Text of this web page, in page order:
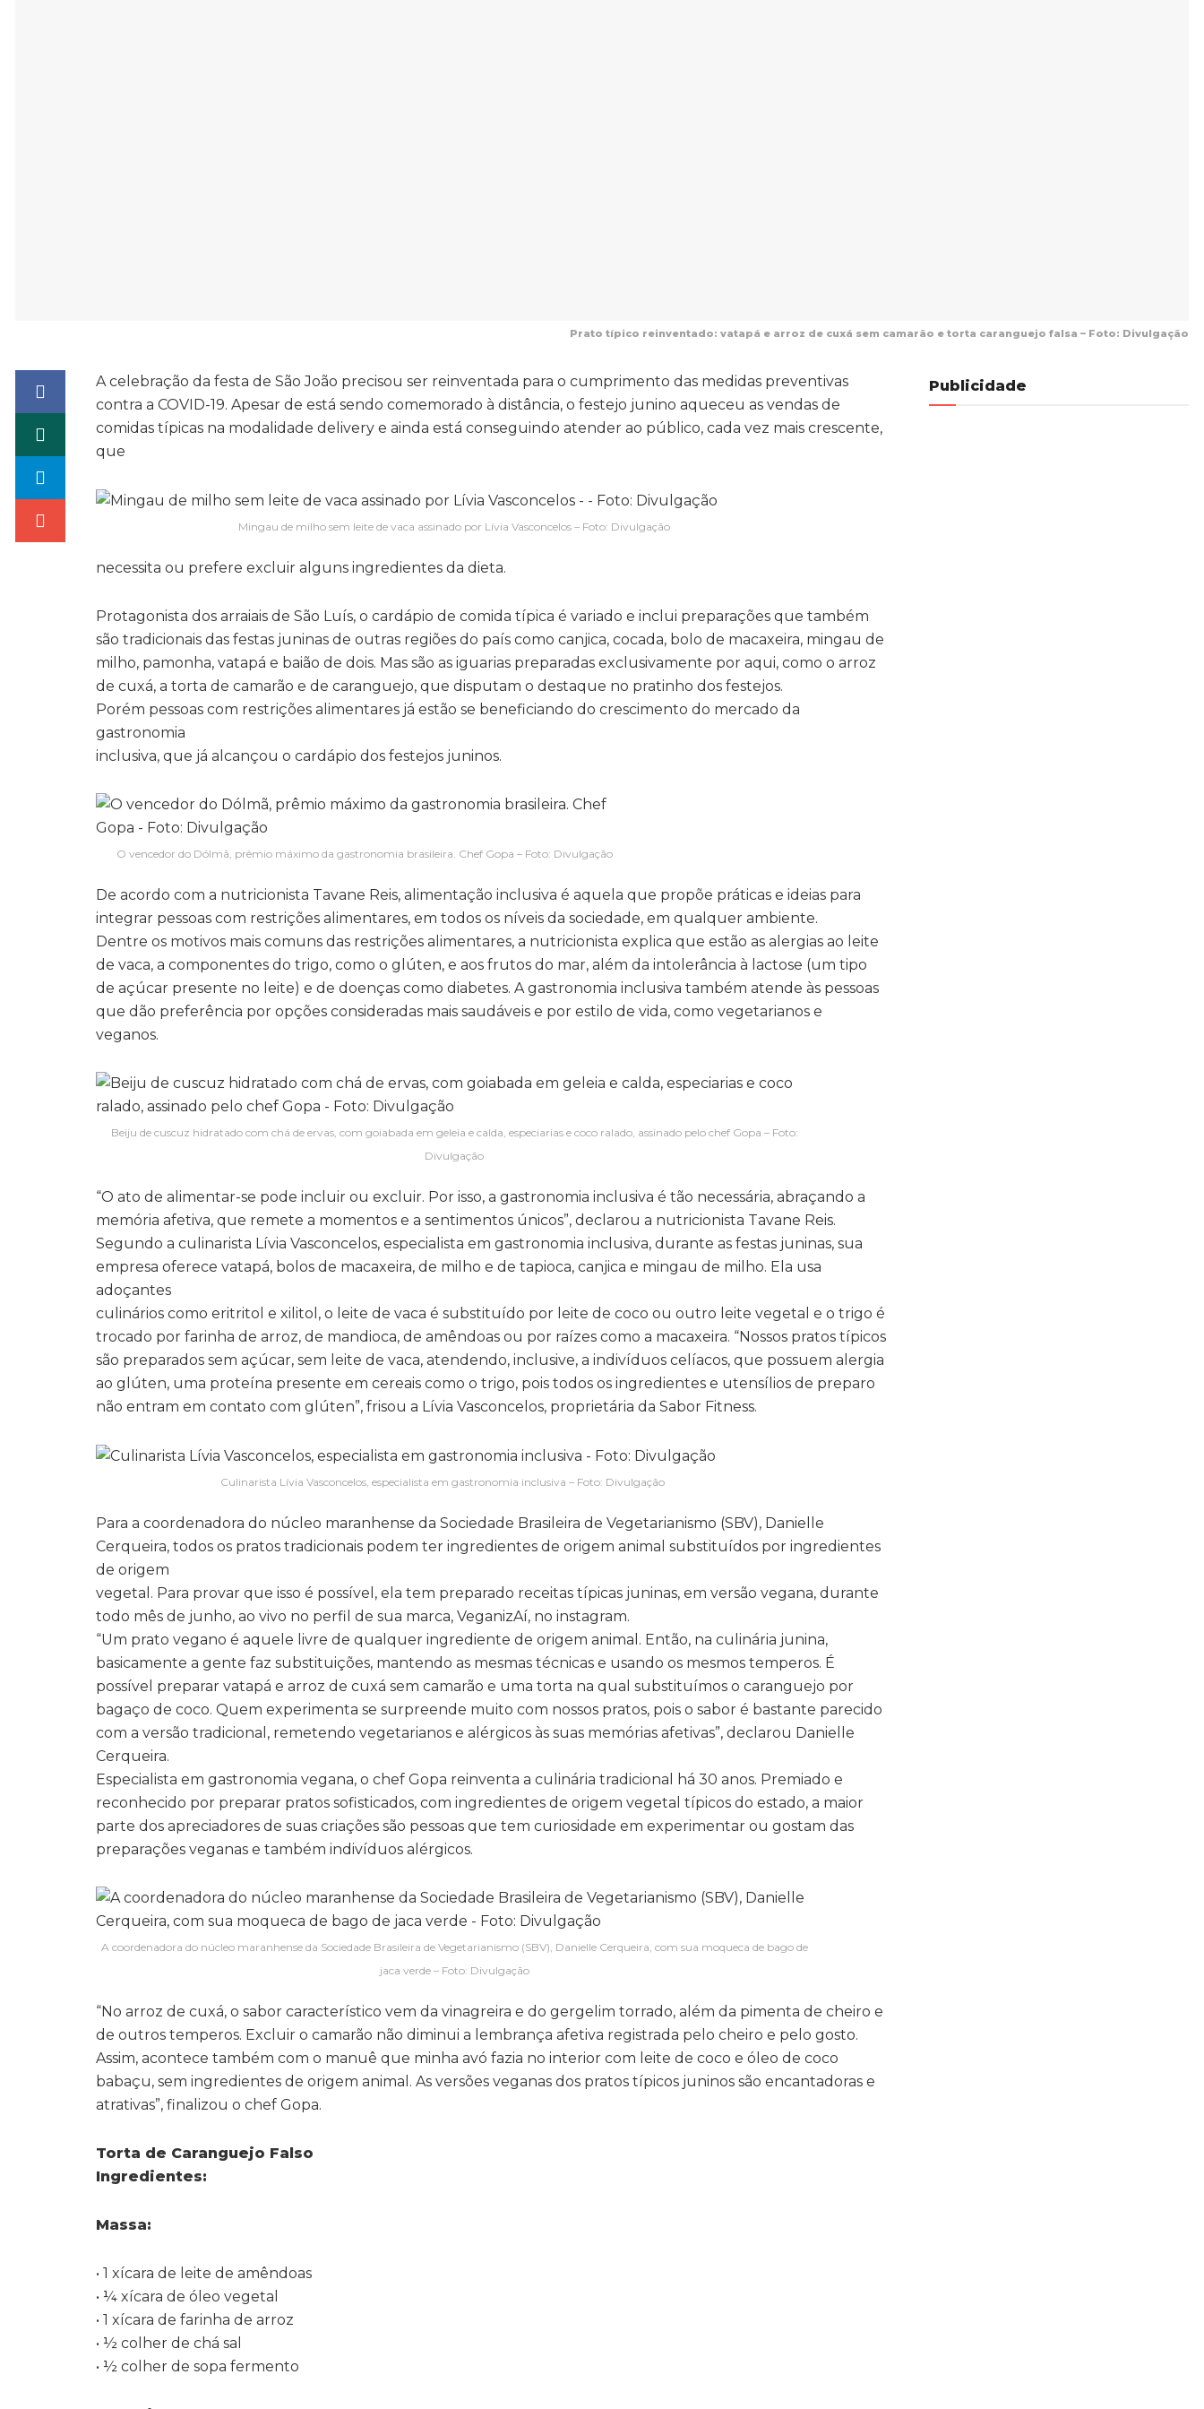
Prato típico reinventado: vatapá e arroz de cuxá sem camarão e torta caranguejo falsa – Foto: Divulgação
A celebração da festa de São João precisou ser reinventada para o cumprimento das medidas preventivas
contra a COVID-19. Apesar de está sendo comemorado à distância, o festejo junino aqueceu as vendas de
comidas típicas na modalidade delivery e ainda está conseguindo atender ao público, cada vez mais crescente,
que
Mingau de milho sem leite de vaca assinado por Lívia Vasconcelos – Foto: Divulgação
necessita ou prefere excluir alguns ingredientes da dieta.
Protagonista dos arraiais de São Luís, o cardápio de comida típica é variado e inclui preparações que também
são tradicionais das festas juninas de outras regiões do país como canjica, cocada, bolo de macaxeira, mingau de
milho, pamonha, vatapá e baião de dois. Mas são as iguarias preparadas exclusivamente por aqui, como o arroz
de cuxá, a torta de camarão e de caranguejo, que disputam o destaque no pratinho dos festejos.
Porém pessoas com restrições alimentares já estão se beneficiando do crescimento do mercado da
gastronomia
inclusiva, que já alcançou o cardápio dos festejos juninos.
O vencedor do Dólmã, prêmio máximo da gastronomia brasileira. Chef Gopa – Foto: Divulgação
De acordo com a nutricionista Tavane Reis, alimentação inclusiva é aquela que propõe práticas e ideias para
integrar pessoas com restrições alimentares, em todos os níveis da sociedade, em qualquer ambiente.
Dentre os motivos mais comuns das restrições alimentares, a nutricionista explica que estão as alergias ao leite
de vaca, a componentes do trigo, como o glúten, e aos frutos do mar, além da intolerância à lactose (um tipo
de açúcar presente no leite) e de doenças como diabetes. A gastronomia inclusiva também atende às pessoas
que dão preferência por opções consideradas mais saudáveis e por estilo de vida, como vegetarianos e
veganos.
Beiju de cuscuz hidratado com chá de ervas, com goiabada em geleia e calda, especiarias e coco ralado, assinado pelo chef Gopa – Foto:
Divulgação
“O ato de alimentar-se pode incluir ou excluir. Por isso, a gastronomia inclusiva é tão necessária, abraçando a
memória afetiva, que remete a momentos e a sentimentos únicos”, declarou a nutricionista Tavane Reis.
Segundo a culinarista Lívia Vasconcelos, especialista em gastronomia inclusiva, durante as festas juninas, sua
empresa oferece vatapá, bolos de macaxeira, de milho e de tapioca, canjica e mingau de milho. Ela usa
adoçantes
culinários como eritritol e xilitol, o leite de vaca é substituído por leite de coco ou outro leite vegetal e o trigo é
trocado por farinha de arroz, de mandioca, de amêndoas ou por raízes como a macaxeira. “Nossos pratos típicos
são preparados sem açúcar, sem leite de vaca, atendendo, inclusive, a indivíduos celíacos, que possuem alergia
ao glúten, uma proteína presente em cereais como o trigo, pois todos os ingredientes e utensílios de preparo
não entram em contato com glúten”, frisou a Lívia Vasconcelos, proprietária da Sabor Fitness.
Culinarista Lívia Vasconcelos, especialista em gastronomia inclusiva – Foto: Divulgação
Para a coordenadora do núcleo maranhense da Sociedade Brasileira de Vegetarianismo (SBV), Danielle
Cerqueira, todos os pratos tradicionais podem ter ingredientes de origem animal substituídos por ingredientes
de origem
vegetal. Para provar que isso é possível, ela tem preparado receitas típicas juninas, em versão vegana, durante
todo mês de junho, ao vivo no perfil de sua marca, VeganizAí, no instagram.
“Um prato vegano é aquele livre de qualquer ingrediente de origem animal. Então, na culinária junina,
basicamente a gente faz substituições, mantendo as mesmas técnicas e usando os mesmos temperos. É
possível preparar vatapá e arroz de cuxá sem camarão e uma torta na qual substituímos o caranguejo por
bagaço de coco. Quem experimenta se surpreende muito com nossos pratos, pois o sabor é bastante parecido
com a versão tradicional, remetendo vegetarianos e alérgicos às suas memórias afetivas”, declarou Danielle
Cerqueira.
Especialista em gastronomia vegana, o chef Gopa reinventa a culinária tradicional há 30 anos. Premiado e
reconhecido por preparar pratos sofisticados, com ingredientes de origem vegetal típicos do estado, a maior
parte dos apreciadores de suas criações são pessoas que tem curiosidade em experimentar ou gostam das
preparações veganas e também indivíduos alérgicos.
A coordenadora do núcleo maranhense da Sociedade Brasileira de Vegetarianismo (SBV), Danielle Cerqueira, com sua moqueca de bago de
jaca verde – Foto: Divulgação
“No arroz de cuxá, o sabor característico vem da vinagreira e do gergelim torrado, além da pimenta de cheiro e
de outros temperos. Excluir o camarão não diminui a lembrança afetiva registrada pelo cheiro e pelo gosto.
Assim, acontece também com o manuê que minha avó fazia no interior com leite de coco e óleo de coco
babaçu, sem ingredientes de origem animal. As versões veganas dos pratos típicos juninos são encantadoras e
atrativas”, finalizou o chef Gopa.
Torta de Caranguejo Falso
Ingredientes:
Massa:
• 1 xícara de leite de amêndoas
• ¼ xícara de óleo vegetal
• 1 xícara de farinha de arroz
• ½ colher de chá sal
• ½ colher de sopa fermento
Publicidade